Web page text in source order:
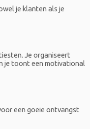
je klanten als je
Je organiseert
je toont een motivational
een goeie ontvangst